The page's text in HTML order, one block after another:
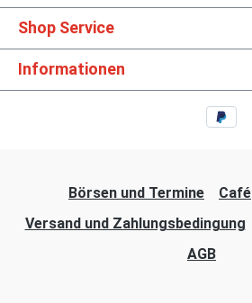
Shop Service
Informationen
Börsen und Termine Café
Versand und Zahlungsbedingung
AGB